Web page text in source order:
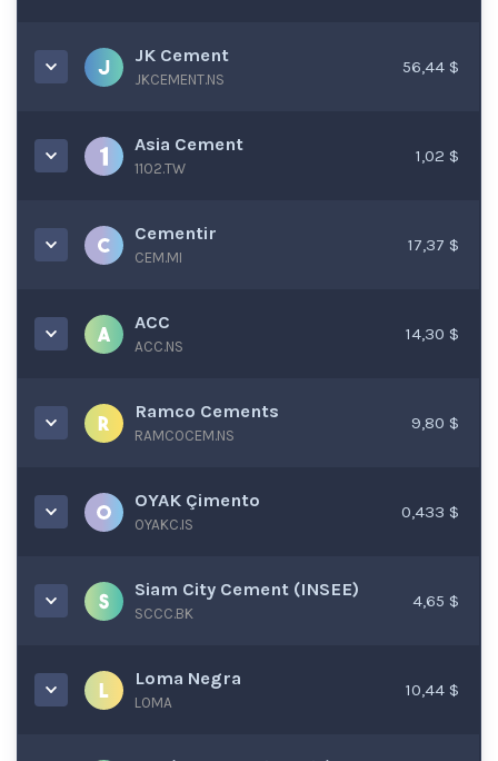
JK Cement
JKCEMENT.NS
56,44 $
Asia Cement
1102.TW
1,02 $
Cementir
CEM.MI
17,37 $
ACC
ACC.NS
14,30 $
Ramco Cements
RAMCOCEM.NS
9,80 $
OYAK Çimento
OYAKC.IS
0,433 $
Siam City Cement (INSEE)
SCCC.BK
4,65 $
Loma Negra
LOMA
10,44 $